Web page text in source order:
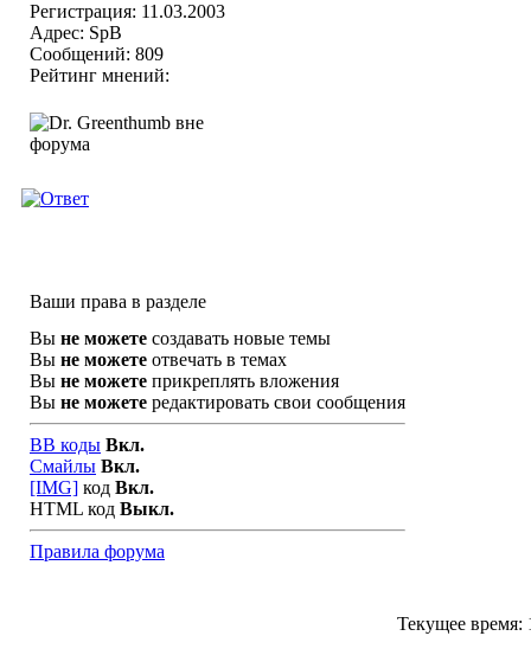
Регистрация: 11.03.2003
Адрес: SpB
Сообщений: 809
Рейтинг мнений:
Ваши права в разделе
Вы не можете создавать новые темы
Вы не можете отвечать в темах
Вы не можете прикреплять вложения
Вы не можете редактировать свои сообщения
BB коды Вкл.
Смайлы Вкл.
[IMG] код Вкл.
HTML код Выкл.
Правила форума
Текущее время: